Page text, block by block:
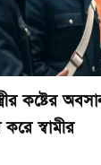
কষ্টের
স্বামীর